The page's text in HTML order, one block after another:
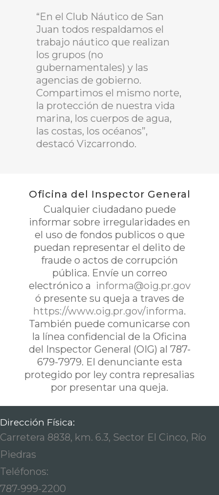
“En el Club Náutico de San
Juan todos respaldamos el
trabajo náutico que realizan
los grupos (no
gubernamentales) y las
agencias de gobierno.
Compartimos el mismo norte,
la protección de nuestra vida
marina, los cuerpos de agua,
las costas, los océanos”,
destacó Vizcarrondo.
Oficina del Inspector General
Cualquier ciudadano puede
informar sobre irregularidades en
el uso de fondos publicos o que
puedan representar el delito de
fraude o actos de corrupción
pública. Envíe un correo
electrónico a informa@oig.pr.gov
ó presente su queja a traves de
https://www.oig.pr.gov/informa.
También puede comunicarse con
la línea confidencial de la Oficina
del Inspector General (OIG) al 787-
679-7979. El denunciante esta
protegido por ley contra represalias
por presentar una queja.
Dirección Física:
Carretera 8838, km. 6.3, Sector El Cinco, Río
Piedras
Teléfonos:
787-999-2200